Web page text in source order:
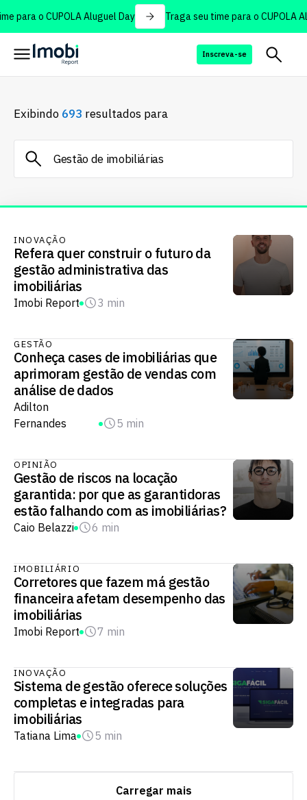
para o CUPOLA Aluguel Day Traga seu time para o CUPOLA
Inscreva-se
Exibindo 693 resultados para
INOVAÇÃO
Refera quer construir o futuro da
gestão administrativa das
imobiliárias
Imobi Report 3 min
GESTÃO
Conheça cases de imobiliárias que
aprimoram gestão de vendas com
análise de dados
Adilton
Fernandes
5 min
OPINIÃO
Gestão de riscos na locação
garantida: por que as garantidoras
estão falhando com as imobiliárias?
Caio Belazzi 6 min
IMOBILIÁRIO
Corretores que fazem má gestão
financeira afetam desempenho das
imobiliárias
Imobi Report 7 min
INOVAÇÃO
Sistema de gestão oferece soluções
completas e integradas para
imobiliárias
Tatiana Lima 5 min
Carregar mais